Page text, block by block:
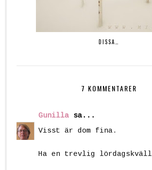
DISSA…
7 KOMMENTARER
Gunilla sa...
Visst är dom fina.
Ha en trevlig lördagskväll